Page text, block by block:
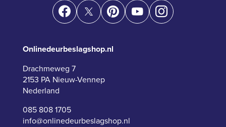
Onlinedeurbeslagshop.nl
Drachmeweg 7
2153 PA Nieuw-Vennep
Nederland
085 808 1705
info@onlinedeurbeslagshop.nl